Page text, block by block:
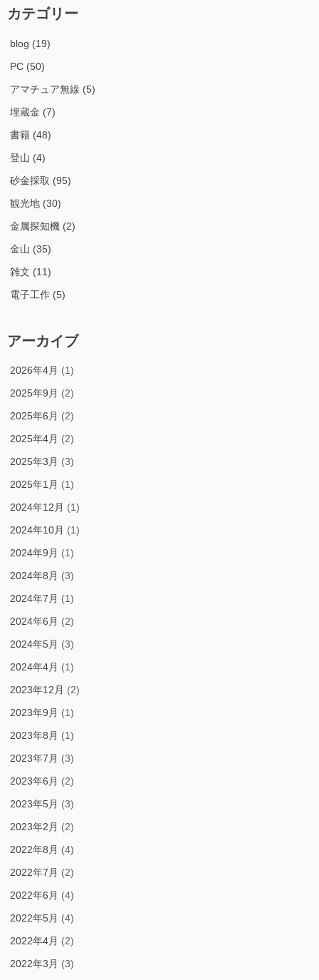
カテゴリー
blog (19)
PC (50)
アマチュア無線 (5)
埋蔵金 (7)
書籍 (48)
登山 (4)
砂金採取 (95)
観光地 (30)
金属探知機 (2)
金山 (35)
雑文 (11)
電子工作 (5)
アーカイブ
2026年4月 (1)
2025年9月 (2)
2025年6月 (2)
2025年4月 (2)
2025年3月 (3)
2025年1月 (1)
2024年12月 (1)
2024年10月 (1)
2024年9月 (1)
2024年8月 (3)
2024年7月 (1)
2024年6月 (2)
2024年5月 (3)
2024年4月 (1)
2023年12月 (2)
2023年9月 (1)
2023年8月 (1)
2023年7月 (3)
2023年6月 (2)
2023年5月 (3)
2023年2月 (2)
2022年8月 (4)
2022年7月 (2)
2022年6月 (4)
2022年5月 (4)
2022年4月 (2)
2022年3月 (3)